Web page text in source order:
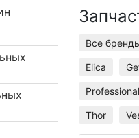
Все
Elica
Thor